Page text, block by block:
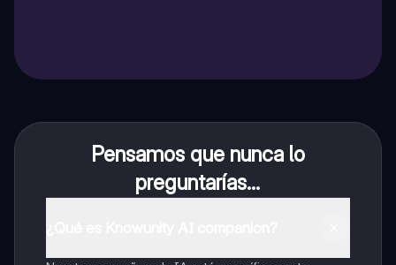
Pensamos que nunca lo
preguntarías...